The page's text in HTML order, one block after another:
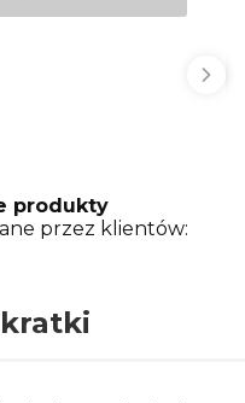
produkty
przez klientów: